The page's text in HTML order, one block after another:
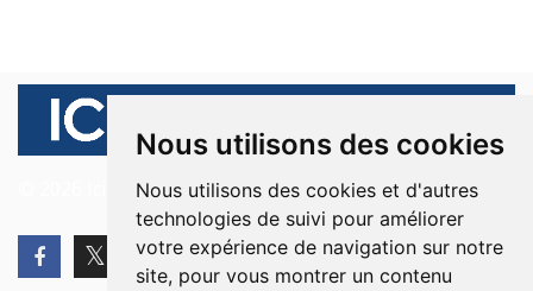
Nous utilisons des cookies
Nous utilisons des cookies et d'autres
technologies de suivi pour améliorer
votre expérience de navigation sur notre
site, pour vous montrer un contenu
© 2026 Ici Beyrouth. Tous les droits sont réservés.